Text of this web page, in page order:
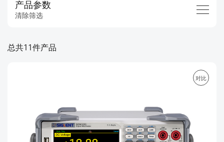
产品参数
清除筛选
总共11件产品
对比